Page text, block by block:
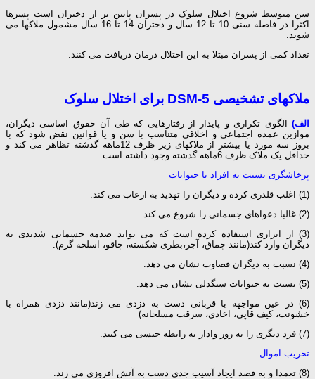
سن متوسط شروع اختلال سلوک در پسران پایین تر از دختران است پسرها
اکثرا در فاصله سنی 10 تا 12 سال و دختران 14 تا 16 سال مشمول ملاکها می
شوند.
تعداد کمی از پسران مبتلا به این اختلال درمان دریافت می کنند.
ملاکهای تشخیصی DSM-5 برای اختلال سلوک
الف) الگوی تکراری و پایدار از رفتارهایی که طی آن حقوق اساسی دیگران،
موازین عمده اجتماعی و اخلاقی متناسب با سن و یا قوانین نقض شود که با
بروز سه مورد یا بیشتر از ملاکهای زیر ظرف 12ماهه گذشته تظاهر می کند و
حداقل یک ملاک ظرف 6ماهه گذشته وجود داشته است.
پرخاشگری نسبت به افراد یا حیوانات
(1) اغلب قلدری کرده و دیگران را تهدید به ارعاب می کند.
(2) غالبا دعواهای جسمانی را شروع می کند.
(3) از ابزاری استفاده کرده است که می تواند صدمه جسمانی شدیدی به
دیگران وارد کند(مانند چماق، آجر،بطری شکسته، چاقو، اسلحه گرم).
(4) نسبت به دیگران قصاوت نشان می دهد.
(5) نسبت به حیوانات سنگدلی نشان می دهد.
(6) در عین مواجهه با قربانی دست به دزدی می زند(مانند دزدی همراه با
خشونت، کیف قاپی، اخاذی، سرقت مسلحانه)
(7) فرد دیگری را به زور وادار به رابطه جنسی می کنند.
تخریب اموال
(8) تعمدا و به قصد ایجاد آسیب جدی دست به آتش افروزی می زند.